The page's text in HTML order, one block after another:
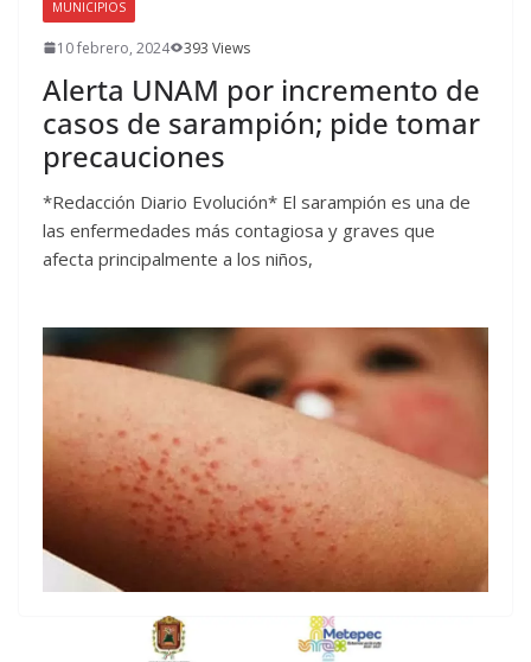
MUNICIPIOS
10 febrero, 2024 393 Views
Alerta UNAM por incremento de
casos de sarampión; pide tomar
precauciones
*Redacción Diario Evolución* El sarampión es una de
las enfermedades más contagiosa y graves que
afecta principalmente a los niños,